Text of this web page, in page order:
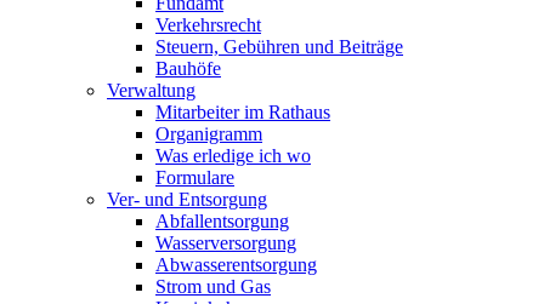
Verkehrsrecht
Steuern, Gebühren und Beiträge
Bauhöfe
Verwaltung
Mitarbeiter im Rathaus
Organigramm
Was erledige ich wo
Formulare
Ver- und Entsorgung
Abfallentsorgung
Wasserversorgung
Abwasserentsorgung
Strom und Gas